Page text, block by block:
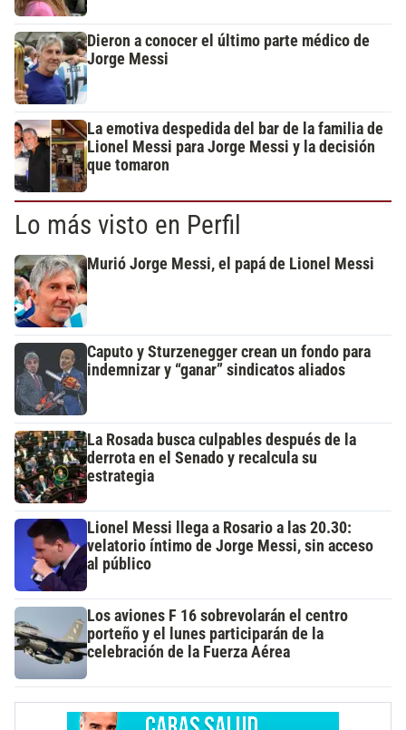
Dieron a conocer el último parte médico de
Jorge Messi
La emotiva despedida del bar de la familia de
Lionel Messi para Jorge Messi y la decisión
que tomaron
Lo más visto en Perfil
Murió Jorge Messi, el papá de Lionel Messi
Caputo y Sturzenegger crean un fondo para
indemnizar y “ganar” sindicatos aliados
La Rosada busca culpables después de la
derrota en el Senado y recalcula su
estrategia
Lionel Messi llega a Rosario a las 20.30:
velatorio íntimo de Jorge Messi, sin acceso
al público
Los aviones F 16 sobrevolarán el centro
porteño y el lunes participarán de la
celebración de la Fuerza Aérea